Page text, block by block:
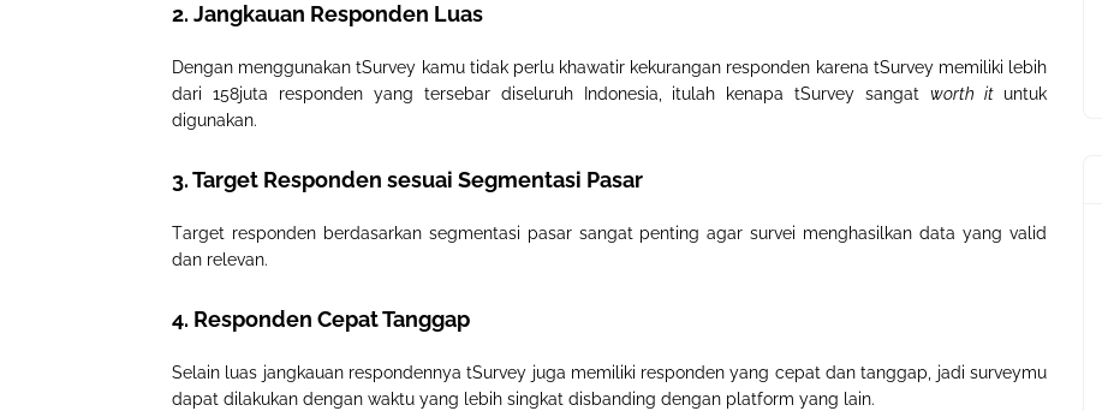
2. Jangkauan Responden Luas
Dengan menggunakan tSurvey kamu tidak perlu khawatir kekurangan responden karena tSurvey memiliki lebih
dari 158juta responden yang tersebar diseluruh Indonesia, itulah kenapa tSurvey sangatworth it untuk
digunakan.
3. Target Responden sesuai Segmentasi Pasar
Target responden berdasarkan segmentasi pasar sangat penting agar survei menghasilkan data yang valid
dan relevan.
4. Responden Cepat Tanggap
Selain luas jangkauan respondennya tSurvey juga memiliki responden yang cepat dan tanggap, jadi surveymu
dapat dilakukan dengan waktu yang lebih singkat disbanding dengan platform yang lain.